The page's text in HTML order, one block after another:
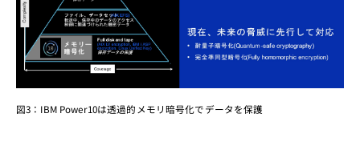
図3：IBM Power10は透過的メモリ暗号化でデータを保護